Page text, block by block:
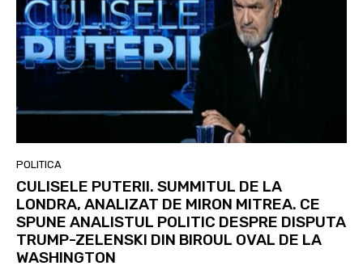
POLITICA
CULISELE PUTERII. SUMMITUL DE LA
LONDRA, ANALIZAT DE MIRON MITREA. CE
SPUNE ANALISTUL POLITIC DESPRE DISPUTA
TRUMP-ZELENSKI DIN BIROUL OVAL DE LA
WASHINGTON